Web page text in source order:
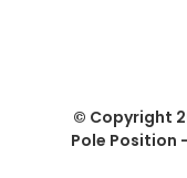
© Copyright
Pole Position